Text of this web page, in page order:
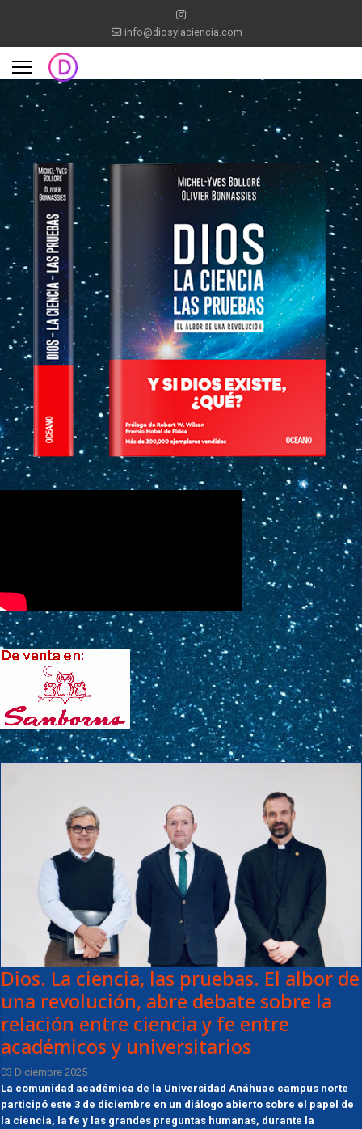
info@diosylaciencia.com
Dios. La ciencia, las pruebas. El albor de
una revolución, abre debate sobre la
relación entre ciencia y fe entre
académicos y universitarios
03 Diciembre 2025
La comunidad académica de la Universidad Anáhuac campus norte
participó este 3 de diciembre en un diálogo abierto sobre el papel de
la ciencia, la fe y las grandes preguntas humanas, durante la